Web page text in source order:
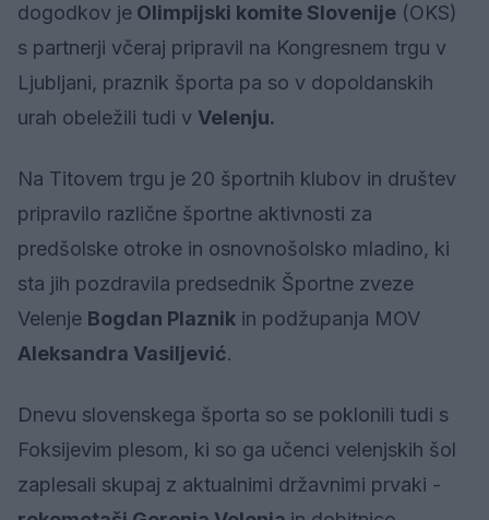
dogodkov je Olimpijski komite Slovenije (OKS)
s partnerji včeraj pripravil na Kongresnem trgu v
Ljubljani, praznik športa pa so v dopoldanskih
urah obeležili tudi v Velenju.
Na Titovem trgu je 20 športnih klubov in društev
pripravilo različne športne aktivnosti za
predšolske otroke in osnovnošolsko mladino, ki
sta jih pozdravila predsednik Športne zveze
Velenje Bogdan Plaznik in podžupanja MOV
Aleksandra Vasiljević.
Dnevu slovenskega športa so se poklonili tudi s
Foksijevim plesom, ki so ga učenci velenjskih šol
zaplesali skupaj z aktualnimi državnimi prvaki -